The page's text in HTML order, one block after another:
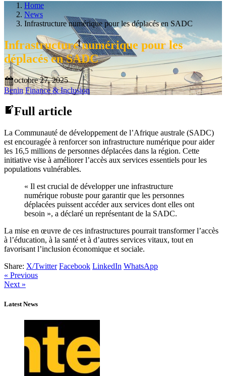
Home
News
Infrastructure numérique pour les déplacés en SADC
Infrastructure numérique pour les
déplacés en SADC
octobre 27, 2025
Benin Finance & Inclusion
Full article
La Communauté de développement de l’Afrique australe (SADC)
est encouragée à renforcer son infrastructure numérique pour aider
les 16,5 millions de personnes déplacées dans la région. Cette
initiative vise à améliorer l’accès aux services essentiels pour les
populations vulnérables.
« Il est crucial de développer une infrastructure
numérique robuste pour garantir que les personnes
déplacées puissent accéder aux services dont elles ont
besoin », a déclaré un représentant de la SADC.
La mise en œuvre de ces infrastructures pourrait transformer l’accès
à l’éducation, à la santé et à d’autres services vitaux, tout en
favorisant l’inclusion économique et sociale.
Share: X/Twitter Facebook LinkedIn WhatsApp
« Previous
Next »
Latest News